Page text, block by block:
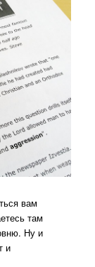
вам
там
Ну и
и